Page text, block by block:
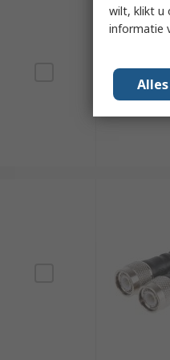
wilt, klikt u
informatie